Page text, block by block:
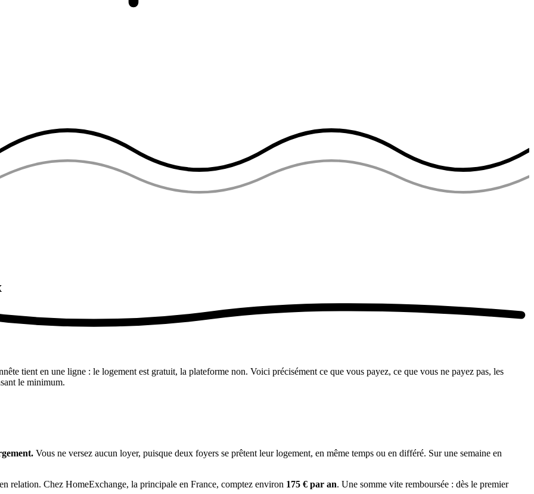
tient en une ligne : le logement est gratuit, la plateforme non. Voici précisément ce que vous payez, ce que vous ne payez pas, les
le minimum.
Vous ne versez aucun loyer, puisque deux foyers se prêtent leur logement, en même temps ou en différé. Sur une semaine en
relation. Chez HomeExchange, la principale en France, comptez environ 175 € par an. Une somme vite remboursée : dès le premier